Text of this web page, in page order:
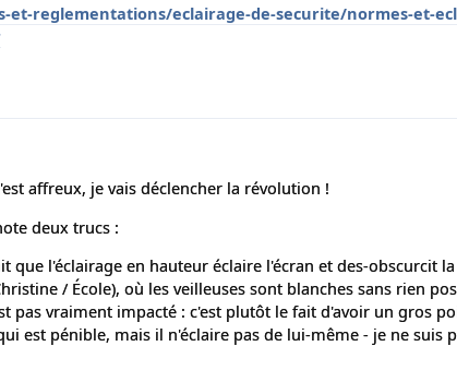
reglementations/eclairage-de-securite/normes-et-
affreux, je vais déclencher la révolution !
deux trucs :
l'éclairage en hauteur éclaire l'écran et des-obscurcit la
/ École), où les veilleuses sont blanches sans rien
pas vraiment impacté : c'est plutôt le fait d'avoir un gros
est pénible, mais il n'éclaire pas de lui-même - je ne suis